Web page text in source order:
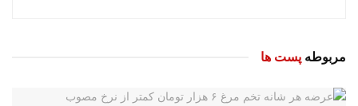
مربوطه پست ها